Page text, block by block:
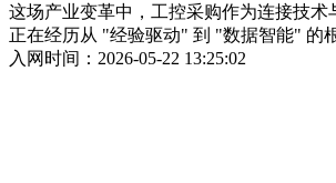
这场产业变革中，工控采购作为连接技术
正在经历从 "经验驱动" 到 "数据智能" 的
入网时间：2026-05-22 13:25:02